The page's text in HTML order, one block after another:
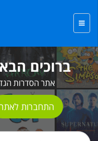
ברוכים
אתר הסדרות
התחברות לאתר